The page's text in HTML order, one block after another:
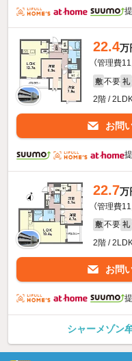
22.4万
（管理費
敷 不要 礼
2階 /
お問
22.7万
（管理費
敷 不要 礼
2階 /
お問
シャーメゾン